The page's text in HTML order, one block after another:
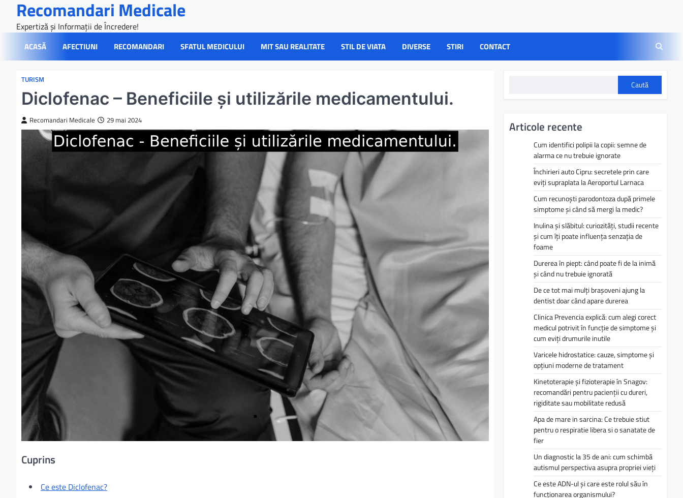
content
Recomandari Medicale
Expertiză și Informații de Încredere!
ACASĂ AFECTIUNI RECOMANDARI SFATUL MEDICULUI MIT SAU REALITATE STIL DE VIATA DIVERSE STIRI CONTACT
TURISM
Diclofenac – Beneficiile și utilizările medicamentului.
Recomandari Medicale 29 mai 2024
Cuprins
Ce este Diclofenac?
Caută
Articole recente
Cum identifici polipii la copii: semne de
alarma ce nu trebuie ignorate
Închirieri auto Cipru: secretele prin care
eviți supraplata la Aeroportul Larnaca
Cum recunoști parodontoza după primele
simptome și când să mergi la medic?
Inulina și slăbitul: curiozități, studii recente
și cum îți poate influența senzația de
foame
Durerea în piept: când poate fi de la inimă
și când nu trebuie ignorată
De ce tot mai mulți brașoveni ajung la
dentist doar când apare durerea
Clinica Prevencia explică: cum alegi corect
medicul potrivit în funcție de simptome și
cum eviți drumurile inutile
Varicele hidrostatice: cauze, simptome și
opțiuni moderne de tratament
Kinetoterapie și fizioterapie în Snagov:
recomandări pentru pacienții cu dureri,
rigiditate sau mobilitate redusă
Apa de mare in sarcina: Ce trebuie stiut
pentru o respiratie libera si o sanatate de
fier
Un diagnostic la 35 de ani: cum schimbă
autismul perspectiva asupra propriei vieți
Ce este ADN-ul și care este rolul său în
funcționarea organismului?